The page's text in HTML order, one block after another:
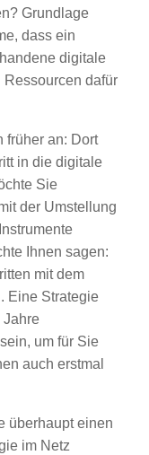
Grundlage
dass ein
digitale
Ressourcen dafür
früher an: Dort
in die digitale
Sie
der Umstellung
Ihnen sagen:
mit dem
Eine Strategie
Jahre
um für Sie
auch erstmal
überhaupt einen
im Netz